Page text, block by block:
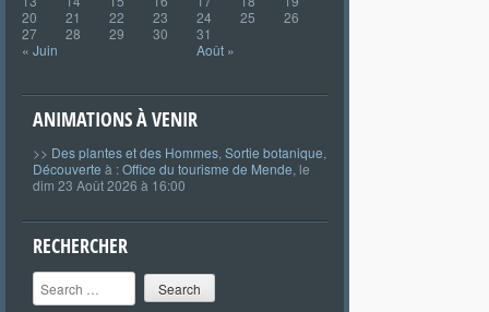
20
21 22 23 24 25
26
27
28 29 30
31
« Juin
Août »
ANIMATIONS À VENIR
>> Des plantes et des Hommes Sortie botanique
Découverte à :Office du tourisme de Mende , le
dim 23 Août 2026 à 16:00
RECHERCHER
Search